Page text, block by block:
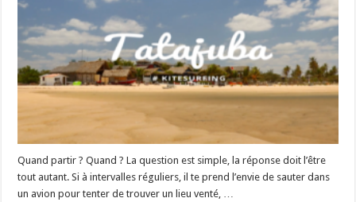
Quand partir ? Quand ? La question est simple, la réponse doit l’être
tout autant. Si à intervalles réguliers, il te prend l’envie de sauter dans
un avion pour tenter de trouver un lieu venté, …